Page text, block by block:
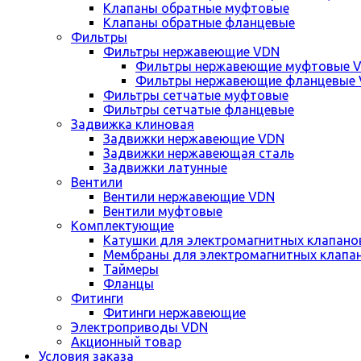
Клапаны обратные муфтовые
Клапаны обратные фланцевые
Фильтры
Фильтры нержавеющие VDN
Фильтры нержавеющие муфтовые
Фильтры нержавеющие фланцевые
Фильтры сетчатые муфтовые
Фильтры сетчатые фланцевые
Задвижка клиновая
Задвижки нержавеющие VDN
Задвижки нержавеющая сталь
Задвижки латунные
Вентили
Вентили нержавеющие VDN
Вентили муфтовые
Комплектующие
Катушки для электромагнитных
Мембраны для электромагнитных
Таймеры
Фланцы
Фитинги
Фитинги нержавеющие
Электроприводы VDN
Акционный товар
Условия заказа